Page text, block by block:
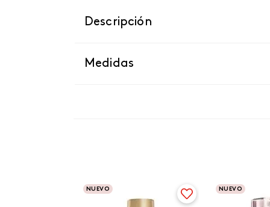
Descripción
Medidas
NUEVO NUEVO